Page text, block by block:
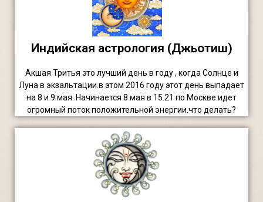
Индийская астрология (Джьотиш)
Акшая Тритья это лучший день в году , когда Солнце и
Луна в экзальтации.в этом 2016 году этот день выпадает
на 8 и 9 мая. Начинается 8 мая в 15.21 по Москве.идет
огромный поток положительной энергии.что делать?